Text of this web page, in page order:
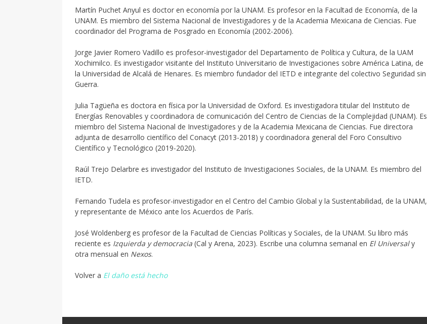
Martín Puchet Anyul es doctor en economía por la UNAM. Es profesor en la Facultad de Economía, de la
UNAM. Es miembro del Sistema Nacional de Investigadores y de la Academia Mexicana de Ciencias. Fue
coordinador del Programa de Posgrado en Economía (2002-2006).
Jorge Javier Romero Vadillo es profesor-investigador del Departamento de Política y Cultura, de la UAM
Xochimilco. Es investigador visitante del Instituto Universitario de Investigaciones sobre América Latina, de
la Universidad de Alcalá de Henares. Es miembro fundador del IETD e integrante del colectivo Seguridad sin
Guerra.
Julia Tagüeña es doctora en física por la Universidad de Oxford. Es investigadora titular del Instituto de
Energías Renovables y coordinadora de comunicación del Centro de Ciencias de la Complejidad (UNAM). Es
miembro del Sistema Nacional de Investigadores y de la Academia Mexicana de Ciencias. Fue directora
adjunta de desarrollo científico del Conacyt (2013-2018) y coordinadora general del Foro Consultivo
Científico y Tecnológico (2019-2020).
Raúl Trejo Delarbre es investigador del Instituto de Investigaciones Sociales, de la UNAM. Es miembro del
IETD.
Fernando Tudela es profesor-investigador en el Centro del Cambio Global y la Sustentabilidad, de la UNAM,
y representante de México ante los Acuerdos de París.
José Woldenberg es profesor de la Facultad de Ciencias Políticas y Sociales, de la UNAM. Su libro más
reciente es Izquierda y democracia (Cal y Arena, 2023). Escribe una columna semanal en El Universaly
otra mensual en Nexos.
Volver a El daño está hecho